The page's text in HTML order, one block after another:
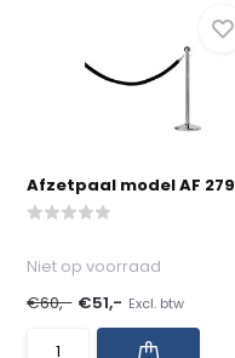
Afzetpaal model AF 279
Niet op voorraad
€60,- €51,- Excl. btw